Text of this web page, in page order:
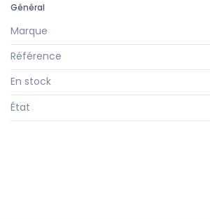
Général
Marque
Référence
En stock
État